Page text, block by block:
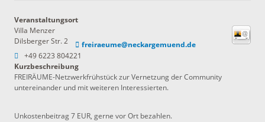
Veranstaltungsort
Villa Menzer
Dilsberger Str. 2
freiraeume@neckargemuend.de
+49 6223 804221
Kurzbeschreibung
FREIRÄUME-Netzwerkfrühstück zur Vernetzung der Community
untereinander und mit weiteren Interessierten.
Unkostenbeitrag 7 EUR, gerne vor Ort bezahlen.